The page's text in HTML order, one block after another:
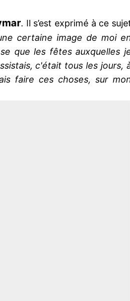
. Il s’est exprimé à ce
certaine image de moi
que les fêtes auxquelles
c'était tous les jours,
faire ces choses, sur